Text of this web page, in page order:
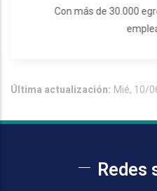
Con más de 30.000
Última actualización: Mié, 10/
Redes